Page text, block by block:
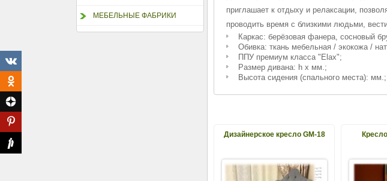
МЕБЕЛЬНЫЕ ФАБРИКИ
приглашает к отдыху и релаксации,
проводить время с близкими людьми,
Каркас: берёзовая фанера, сосновый
Обивка: ткань мебельная / экокожа /
ППУ премиум класса "Elax";
Размер дивана: h х мм.;
Высота сидения (спального места): мм.;
Дизайнерское кресло GM-18